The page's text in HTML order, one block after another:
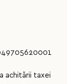
achitării taxei